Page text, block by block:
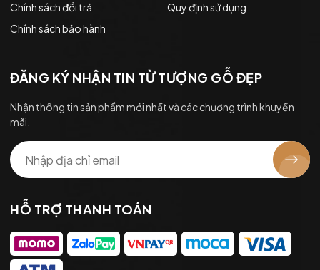
Chính sách đổi trả
Quy định sử dụng
Chính sách bảo hành
ĐĂNG KÝ NHẬN TIN TỪ TƯỢNG GỖ ĐẸP
Nhận thông tin sản phẩm mới nhất và các chương trình khuyến
mãi.
HỖ TRỢ THANH TOÁN